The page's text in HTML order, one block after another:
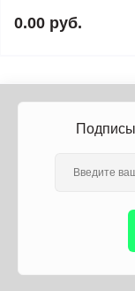
0.00 руб.